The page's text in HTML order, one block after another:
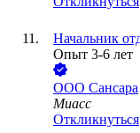
Начальник
Опыт 3-6 лет
ООО Сансара
Миасс
Откликнуться